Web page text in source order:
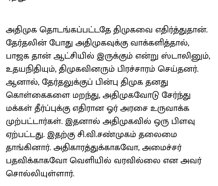
அதிமுக தொடங்கப்பட்டதே திமுகவை எதிர்த்துதான்.
தேர்தலின் போது அதிமுகவுக்கு வாக்களித்தால்,
பாஜக தான் ஆட்சியில் இருக்கும் என்று ஸ்டாலினும்,
உதயநிதியும், திமுகவினரும் பிரச்சாரம் செய்தனர்.
ஆனால், தேர்தலுக்குப் பின்பு திமுக தனது
கொள்கைகளை மறந்து, அதிமுகவோடு சேர்ந்து
மக்கள் தீர்ப்புக்கு எதிரான ஓர் அரசை உருவாக்க
முற்பட்டார்கள். இதனால் அதிமுகவில் ஒரு பிளவு
ஏற்பட்டது. இதற்கு சி.வி.சண்முகம் தலைமை
தாங்கினார். அதிகாரத்துக்காகவோ, அமைச்சர்
பதவிக்காகவோ வெளியில் வரவில்லை என அவர்
சொல்லியுள்ளார்.